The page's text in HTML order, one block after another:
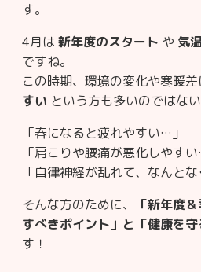
す。
4月は新年度のスタート や 気
ですね。
この時期、環境の変化や寒暖
すい という方も多いのではな
「春になると疲れやすい…」
「肩こりや腰痛が悪化しやすい
「自律神経が乱れて、なんと
そんな方のために、
「新年度
すべきポイント」と「健康を守
す！